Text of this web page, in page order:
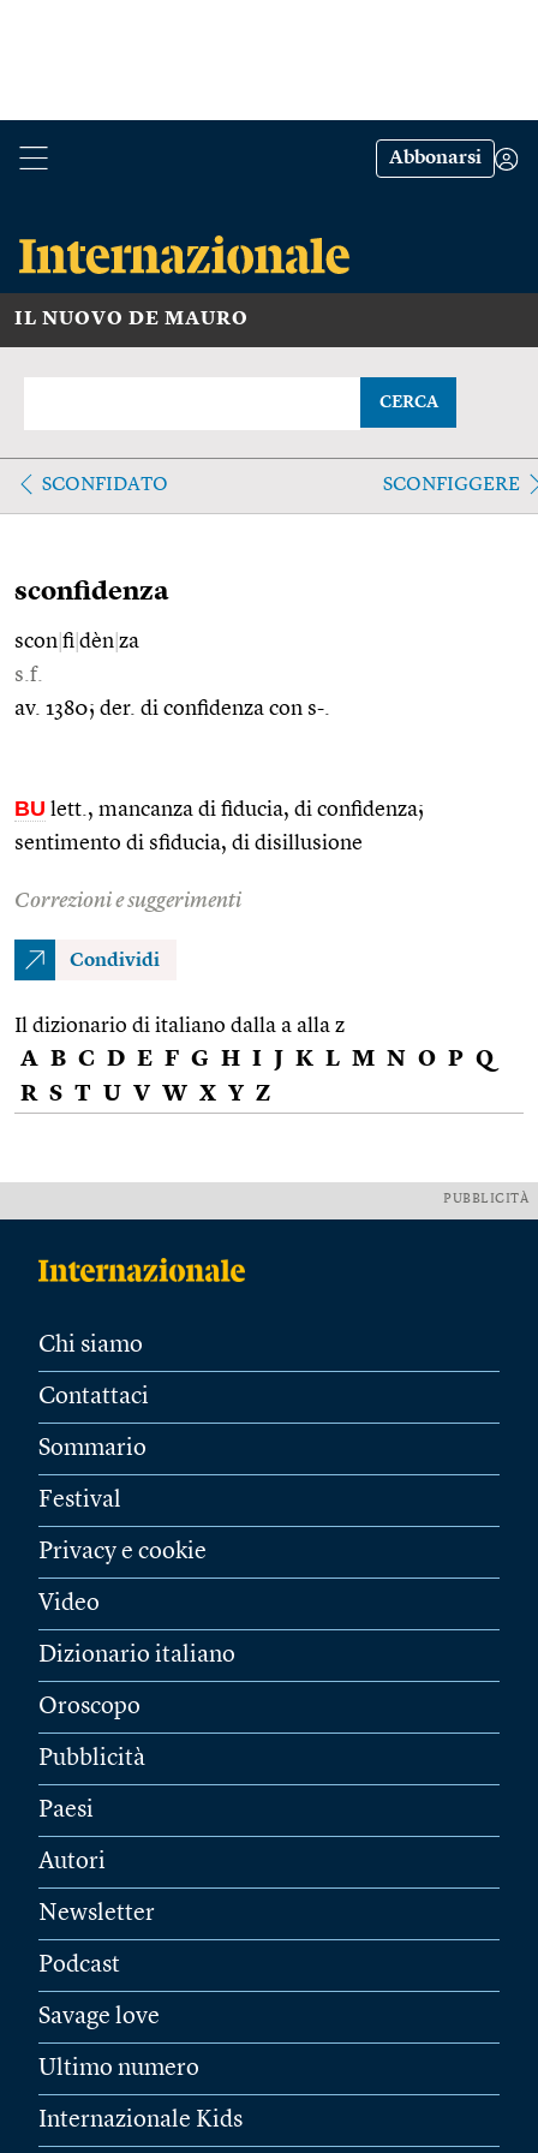
Abbonarsi
IL NUOVO DE MAURO
CERCA
SCONFIDATO SCONFIGGERE
sconfidenza
scon fi dèn za
s.f.
av. 1380; der. di confidenza con s-.
BU lett., mancanza di fiducia, di confidenza;
sentimento di sfiducia, di disillusione
Correzioni e suggerimenti
Condividi
Il dizionario di italiano dalla a alla z
A B C D E F G H I J K L M N O P Q
R S T U V W X Y Z
PUBBLICITÀ
Chi siamo
Contattaci
Sommario
Festival
Privacy e cookie
Video
Dizionario italiano
Oroscopo
Pubblicità
Paesi
Autori
Newsletter
Podcast
Savage love
Ultimo numero
Internazionale Kids